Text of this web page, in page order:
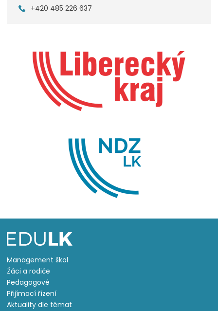
+420 485 226 637
Management škol
Žáci a rodiče
Pedagogové
Přijímací řízení
Aktuality dle témat